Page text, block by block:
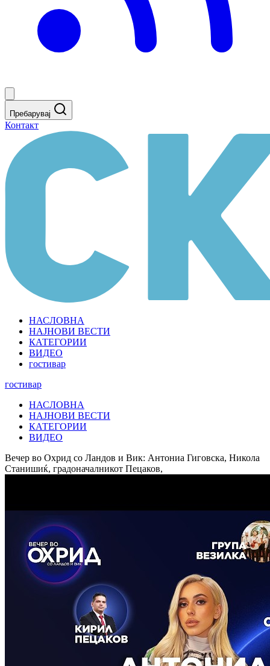
Пребарувај
Контакт
НАСЛОВНА
НАЈНОВИ ВЕСТИ
КАТЕГОРИИ
ВИДЕО
гостивар
гостивар
НАСЛОВНА
НАЈНОВИ ВЕСТИ
КАТЕГОРИИ
ВИДЕО
Вечер во Охрид со Ландов и Вик: Антониа Гиговска, Никола
Станишиќ, градоначалникот Пецаков,